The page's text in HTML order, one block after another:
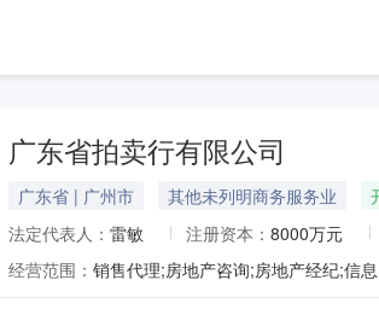
广东省拍卖行有限公司
广东省 | 广州市 其他未列明商务服务业
法定代表人： 雷敏 注册资本： 8000万元
经营范围：